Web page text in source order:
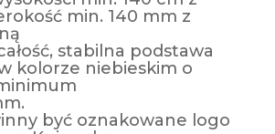
min. 140 mm z
stabilna podstawa
kolorze niebieskim o
być oznakowane logo